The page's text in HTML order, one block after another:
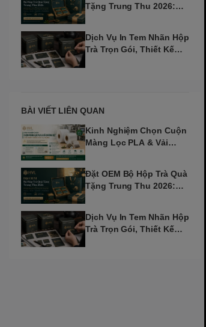
Tặng Trung Thu 2026:
Dịch Vụ In Tem Nhãn Hộp
Trà Trọn Gói, Thiết Kế
BÀI VIẾT LIÊN QUAN
Kinh Nghiệm Chọn Cuộn
Màng Lọc PLA & Vải
Đặt OEM Bộ Hộp Trà Quà
Tặng Trung Thu 2026:
Dịch Vụ In Tem Nhãn Hộp
Trà Trọn Gói, Thiết Kế